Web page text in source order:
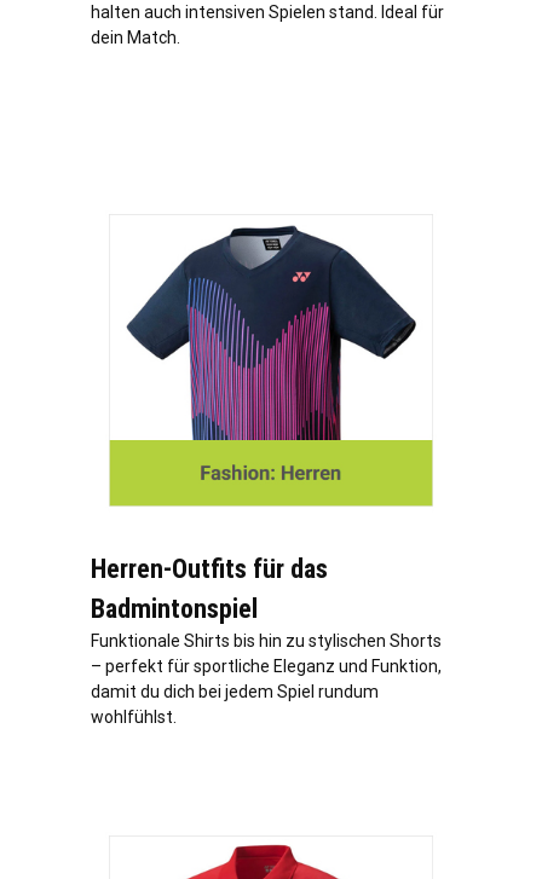
halten auch intensiven Spielen stand. Ideal für
dein Match.
Herren-Outfits für das
Badmintonspiel
Funktionale Shirts bis hin zu stylischen Shorts
– perfekt für sportliche Eleganz und Funktion,
damit du dich bei jedem Spiel rundum
wohlfühlst.